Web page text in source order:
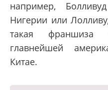
например,
Нигерии или
такая франшиза
главнейшей
Китае.